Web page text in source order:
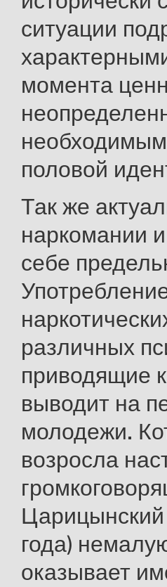
ситуации
момента
половой
Так же
наркомании
себе
различных
приводящие
выводит на
молодежи.
возросла
Царицынский
года)
оказывает